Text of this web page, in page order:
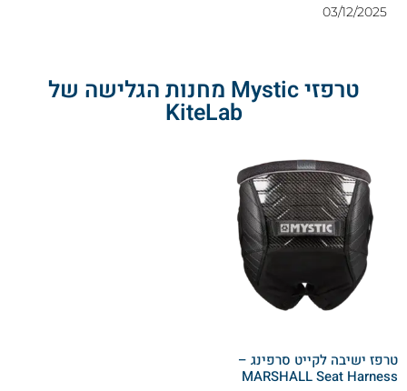
03/12/
טרפזי Mystic מחנות הגלישה של
KiteLab
ישיבה לקייט סרפינג –
MARSHALL Seat